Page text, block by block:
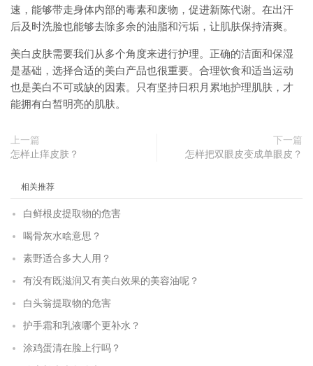
速，能够带走身体内部的毒素和废物，促进新陈代谢。在出汗
后及时洗脸也能够去除多余的油脂和污垢，让肌肤保持清爽。
美白皮肤需要我们从多个角度来进行护理。正确的洁面和保湿
是基础，选择合适的美白产品也很重要。合理饮食和适当运动
也是美白不可或缺的因素。只有坚持日积月累地护理肌肤，才
能拥有白皙明亮的肌肤。
上一篇
怎样止痒皮肤？
下一篇
怎样把双眼皮变成单眼皮？
相关推荐
白鲜根皮提取物的危害
喝骨灰水啥意思？
素野适合多大人用？
有没有既滋润又有美白效果的美容油呢？
白头翁提取物的危害
护手霜和乳液哪个更补水？
涂鸡蛋清在脸上行吗？